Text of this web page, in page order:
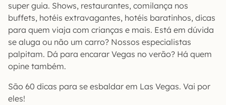
super guia. Shows, restaurantes, comilança nos
buffets, hotéis extravagantes, hotéis baratinhos, dicas
para quem viaja com crianças e mais. Está em dúvida
se aluga ou não um carro? Nossos especialistas
palpitam. Dá para encarar Vegas no verão? Há quem
opine também.
São 60 dicas para se esbaldar em Las Vegas. Vai por
eles!